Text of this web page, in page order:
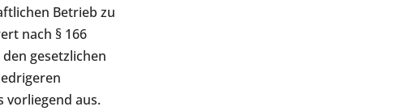
Betrieb zu
nach § 166
gesetzlichen
vorliegend aus.